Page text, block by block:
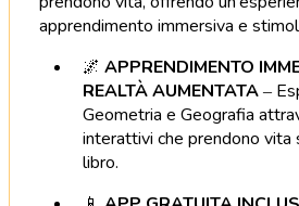
apprendimento immersiva e
🌌 APPRENDIMENTO
REALTÀ AUMENTATA–
Geometria e Geografia
interattivi che prendono vita
libro.